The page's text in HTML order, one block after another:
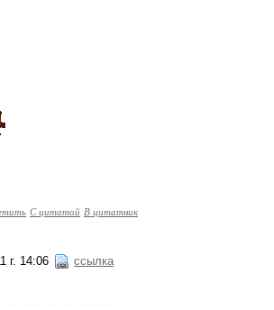
С цитатой В цитатник
г. 14:06 ссылка